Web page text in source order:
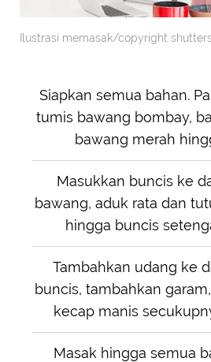
Ilustrasi memasak/copyright
Siapkan semua bahan.
tumis bawang bombay,
bawang merah
Masukkan buncis ke
bawang, aduk rata dan
hingga buncis
Tambahkan udang ke
buncis, tambahkan
kecap manis
Masak hingga semua